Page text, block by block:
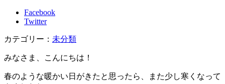
Facebook
Twitter
カテゴリー： 未分類
みなさま、こんにちは！
春のような暖かい日がきたと思ったら、また少し寒くなって